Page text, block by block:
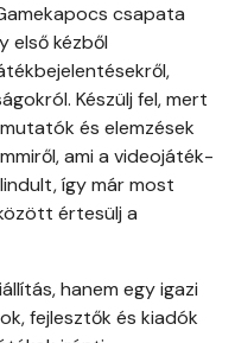
csapata
első kézből
Készülj fel, mert
és elemzések
ami a videojáték-
így már most
értesülj a
hanem egy igazi
fejlesztők és kiadók